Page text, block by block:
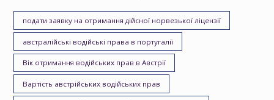
подати заявку на отримання дійсної норвезької ліцензії
австралійські водійські права в португалії
Вік отримання водійських прав в Австрії
Вартість австрійських водійських прав